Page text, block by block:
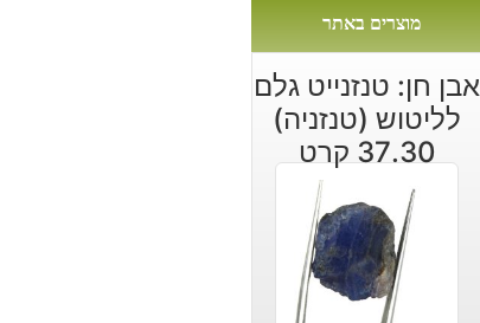
מוצרים באתר
אבן חן: טנזנייט גלם
לליטוש (טנזניה)
37.30 קרט